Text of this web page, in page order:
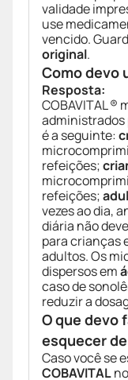
validade
use
vencido.
original.
Como devo
Resposta:
COBAVITAL ®
administrados
é a seguinte:
refeições;
refeições;
vezes ao dia,
diária não
para crianças
adultos. Os
dispersos em
caso de
reduzir a
O que devo
esquecer
Caso você se
COBAVITAL